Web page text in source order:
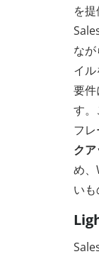
を提
な
イ
要件
す
フ
ク
め
いも